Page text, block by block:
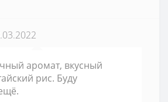
аромат, вкусный
рис. Буду